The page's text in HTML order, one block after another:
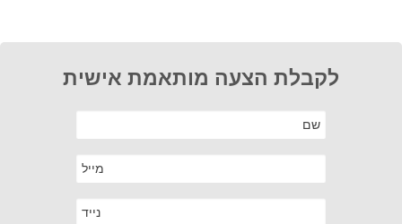
לקבלת הצעה מותאמת אישית